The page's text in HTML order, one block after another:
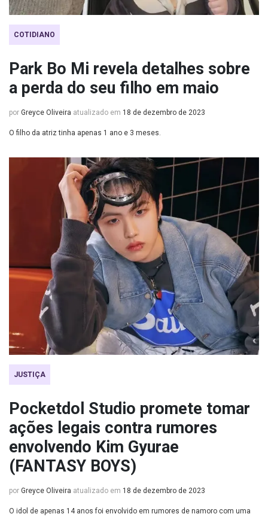
COTIDIANO
Park Bo Mi revela detalhes sobre
a perda do seu filho em maio
por Greyce Oliveira atualizado em 18 de dezembro de 2023
O filho da atriz tinha apenas 1 ano e 3 meses.
JUSTIÇA
Pocketdol Studio promete tomar
ações legais contra rumores
envolvendo Kim Gyurae
(FANTASY BOYS)
por Greyce Oliveira atualizado em 18 de dezembro de 2023
O idol de apenas 14 anos foi envolvido em rumores de namoro com uma